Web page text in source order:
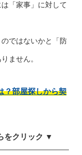
「家事」に対して
ではないかと「防
ません。
？部屋探しから契
をクリック ▼